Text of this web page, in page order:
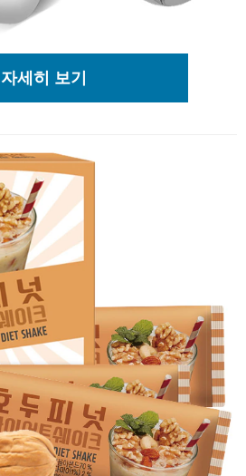
자세히 보기